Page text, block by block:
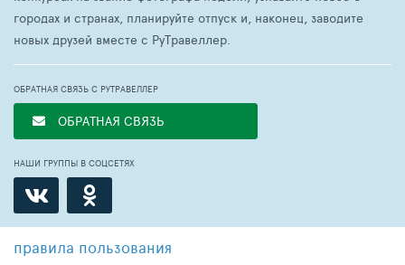
городах и странах, планируйте отпуск и, наконец, заводите
новых друзей вместе с РуТравеллер.
ОБРАТНАЯ СВЯЗЬ С РУТРАВЕЛЛЕР
ОБРАТНАЯ СВЯЗЬ
НАШИ ГРУППЫ В СОЦСЕТЯХ
правила пользования